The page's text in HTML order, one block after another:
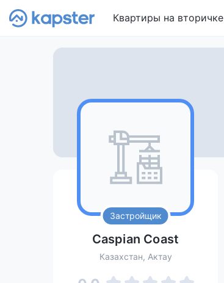
Квартиры на вторичке
Застройщик
Caspian Coast
Казахстан, Актау